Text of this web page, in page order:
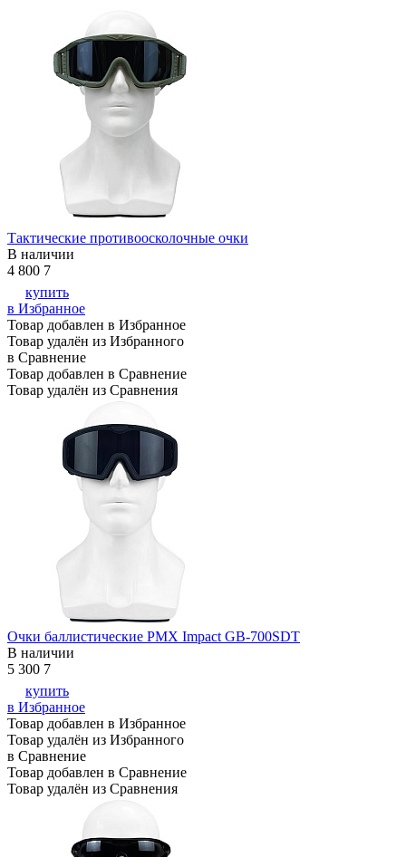
Тактические противоосколочные очки
В наличии
4 800 7
купить
в Избранное
Товар добавлен в Избранное
Товар удалён из Избранного
в Сравнение
Товар добавлен в Сравнение
Товар удалён из Сравнения
Очки баллистические PMX Impact GB-700SDT
В наличии
5 300 7
купить
в Избранное
Товар добавлен в Избранное
Товар удалён из Избранного
в Сравнение
Товар добавлен в Сравнение
Товар удалён из Сравнения